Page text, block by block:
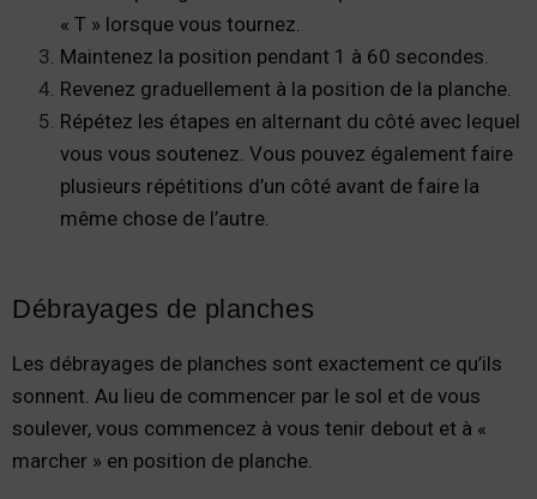
« T » lorsque vous tournez.
Maintenez la position pendant 1 à 60 secondes.
Revenez graduellement à la position de la planche.
Répétez les étapes en alternant du côté avec lequel
vous vous soutenez. Vous pouvez également faire
plusieurs répétitions d’un côté avant de faire la
même chose de l’autre.
Débrayages de planches
Les débrayages de planches sont exactement ce qu’ils
sonnent. Au lieu de commencer par le sol et de vous
soulever, vous commencez à vous tenir debout et à «
marcher » en position de planche.